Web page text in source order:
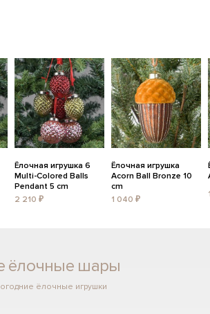
Ёлочная игрушка 6
Multi-Colored Balls
Pendant 5 cm
2 210 ₽
Ёлочная игрушка
Acorn Ball Bronze 10
cm
1 040 ₽
ёлочные шары
ёлочные игрушки